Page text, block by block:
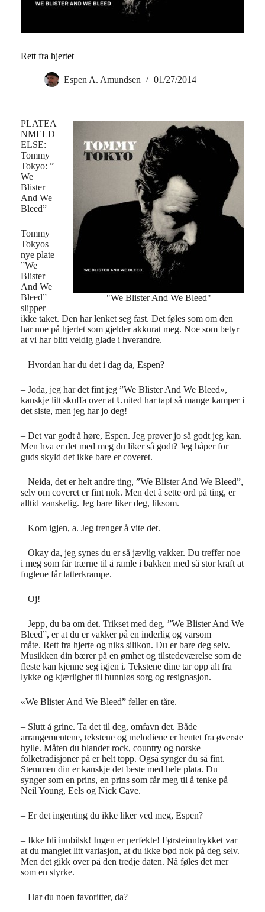
Rett fra hjertet
Espen A. Amundsen 01/27/2014
"We Blister And We Bleed"
PLATEA
NMELD
ELSE:
Tommy
Tokyo: ”
We
Blister
And We
Bleed”
Tommy
Tokyos
nye plate
”We
Blister
And We
Bleed”
slipper
ikke taket. Den har lenket seg fast. Det føles som om den
har noe på hjertet som gjelder akkurat meg. Noe som betyr
at vi har blitt veldig glade i hverandre.
– Hvordan har du det i dag da, Espen?
– Joda, jeg har det fint jeg ”We Blister And We Bleed»,
kanskje litt skuffa over at United har tapt så mange kamper i
det siste, men jeg har jo deg!
– Det var godt å høre, Espen. Jeg prøver jo så godt jeg kan.
Men hva er det med meg du liker så godt? Jeg håper for
guds skyld det ikke bare er coveret.
– Neida, det er helt andre ting, ”We Blister And We Bleed”,
selv om coveret er fint nok. Men det å sette ord på ting, er
alltid vanskelig. Jeg bare liker deg, liksom.
– Kom igjen, a. Jeg trenger å vite det.
– Okay da, jeg synes du er så jævlig vakker. Du treffer noe
i meg som får trærne til å ramle i bakken med så stor kraft at
fuglene får latterkrampe.
– Oj!
– Jepp, du ba om det. Trikset med deg, ”We Blister And We
Bleed”, er at du er vakker på en inderlig og varsom
måte. Rett fra hjerte og niks silikon. Du er bare deg selv.
Musikken din bærer på en ømhet og tilstedeværelse som de
fleste kan kjenne seg igjen i. Tekstene dine tar opp alt fra
lykke og kjærlighet til bunnløs sorg og resignasjon.
«We Blister And We Bleed” feller en tåre.
– Slutt å grine. Ta det til deg, omfavn det. Både
arrangementene, tekstene og melodiene er hentet fra øverste
hylle. Måten du blander rock, country og norske
folketradisjoner på er helt topp. Også synger du så fint.
Stemmen din er kanskje det beste med hele plata. Du
synger som en prins, en prins som får meg til å tenke på
Neil Young, Eels og Nick Cave.
– Er det ingenting du ikke liker ved meg, Espen?
– Ikke bli innbilsk! Ingen er perfekte! Førsteinntrykket var
at du manglet litt variasjon, at du ikke bød nok på deg selv.
Men det gikk over på den tredje daten. Nå føles det mer
som en styrke.
– Har du noen favoritter, da?